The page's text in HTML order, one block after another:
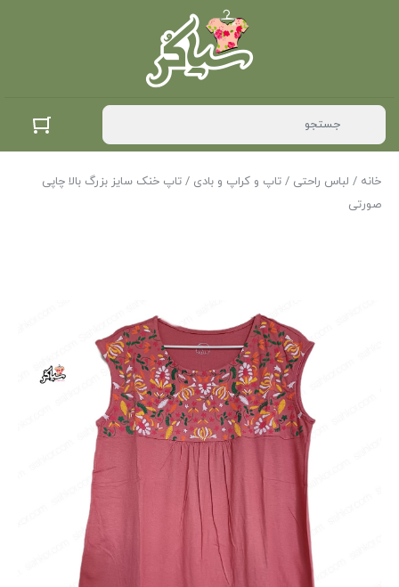
خانه / لباس راحتی / تاپ و کراپ و بادی / تاپ خنک سایز بزرگ بالا چاپی
صورتی